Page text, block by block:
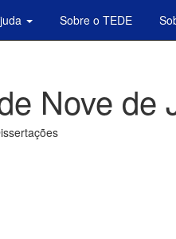
Sobre o TEDE
Nove de